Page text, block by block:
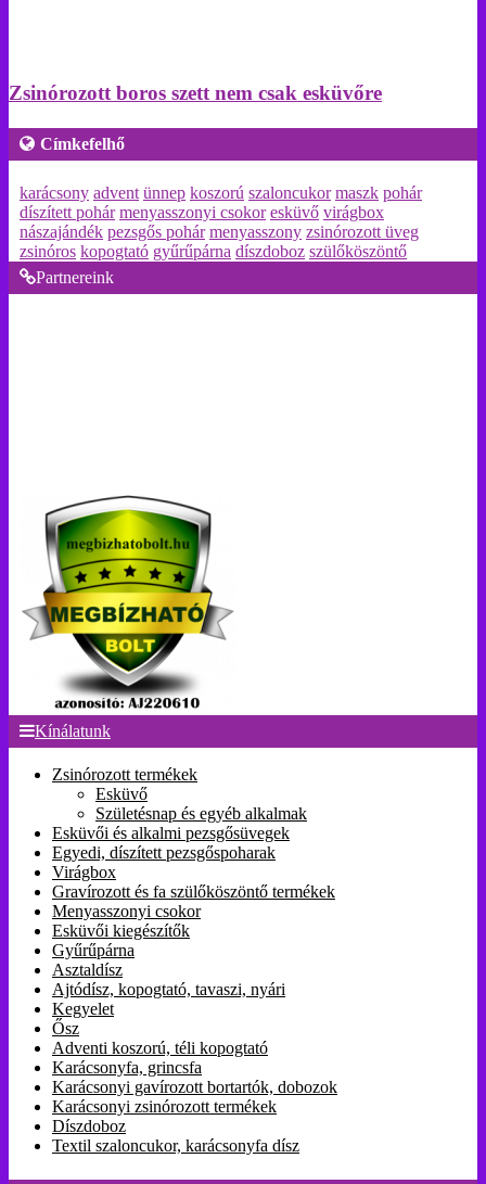
Zsinórozott boros szett nem csak esküvőre
Címkefelhő
karácsony advent ünnep koszorú szaloncukor maszk pohár
díszített pohár menyasszonyi csokor esküvő virágbox
nászajándék pezsgős pohár menyasszony zsinórozott üveg
zsinóros kopogtató gyűrűpárna díszdoboz szülőköszöntő
Partnereink
Kínálatunk
Zsinórozott termékek
Esküvő
Születésnap és egyéb alkalmak
Esküvői és alkalmi pezsgősüvegek
Egyedi, díszített pezsgőspoharak
Virágbox
Gravírozott és fa szülőköszöntő termékek
Menyasszonyi csokor
Esküvői kiegészítők
Gyűrűpárna
Asztaldísz
Ajtódísz, kopogtató, tavaszi, nyári
Kegyelet
Ősz
Adventi koszorú, téli kopogtató
Karácsonyfa, grincsfa
Karácsonyi gavírozott bortartók, dobozok
Karácsonyi zsinórozott termékek
Díszdoboz
Textil szaloncukor, karácsonyfa dísz